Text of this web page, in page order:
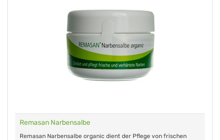
Remasan Narbensalbe
Remasan Narbensalbe organic dient der Pflege von frischen